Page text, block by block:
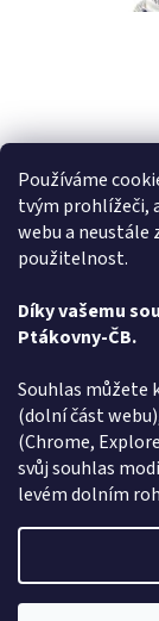
Používáme
tvým prohlížeči,
webu a neustále
použitelnost.
Díky vašemu
Ptákovny-ČB.
Souhlas můžete
(dolní část
(Chrome,
svůj souhlas
levém dolním
369 Kč
Milujete ptákoviny
shopu ptakoviny-
Elvis.
Copyright 2026